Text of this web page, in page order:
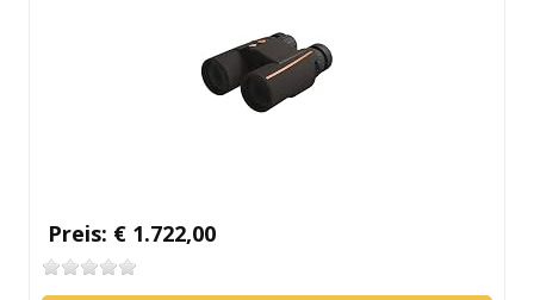
Preis: € 1.722,00